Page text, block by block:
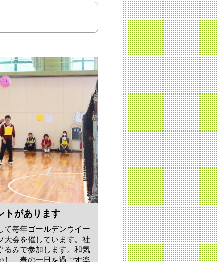
トがあります
て毎年ゴールデンウイー
大会を催しています。社
るみで参加します。和気
し、春の一日を過ごす楽